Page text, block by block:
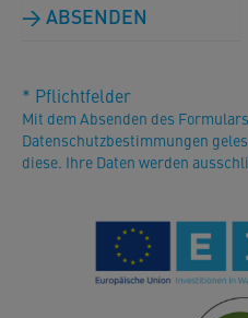
ABSENDEN
* Pflichtfelder
Mit dem Absenden des
Datenschutzbestimmungen
diese. Ihre Daten werden